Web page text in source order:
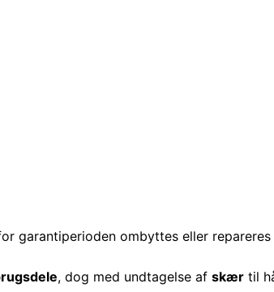
garantiperioden ombyttes eller
, dog med undtagelse af skær til